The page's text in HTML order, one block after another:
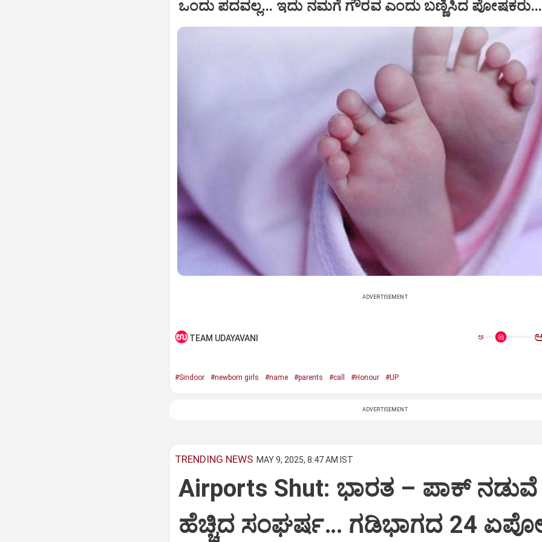
ಒಂದು ಪದವಲ್ಲ... ಇದು ನಮಗೆ ಗೌರವ ಎಂದು ಬಣ್ಣಿಸಿದ ಪೋಷಕರು...
ADVERTISEMENT
TEAM UDAYAVANI ಅ
#Sindoor #newborn girls #name #parents #call #Honour #UP
ADVERTISEMENT
TRENDING NEWS MAY 9, 2025, 8:47 AM IST
Airports Shut: ಭಾರತ – ಪಾಕ್ ನಡುವೆ
ಹೆಚ್ಚಿದ ಸಂಘರ್ಷ… ಗಡಿಭಾಗದ 24